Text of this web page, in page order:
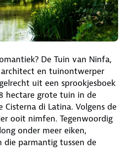
De Tuin van Ninfa,
architect en tuinontwerper
uit een sprookjesboek
hectare grote tuin in de
di Latina. Volgens de
ooit nimfen. Tegenwoordig
onder meer eiken,
die parmantig tussen de